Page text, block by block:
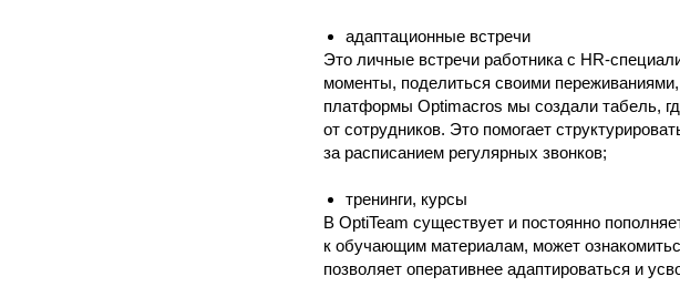
адаптационные встречи
Это личные встречи работника с HR-
моменты, поделиться своими
платформы Optimacros мы создали табель,
от сотрудников. Это помогает
за расписанием регулярных звонков;
тренинги, курсы
В OptiTeam существует и постоянно
к обучающим материалам, может
позволяет оперативнее адаптироваться и